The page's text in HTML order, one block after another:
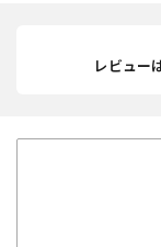
レビュー